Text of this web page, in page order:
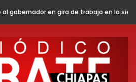
en la sierra madre de Chiapas